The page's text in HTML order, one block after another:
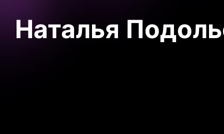
Наталья